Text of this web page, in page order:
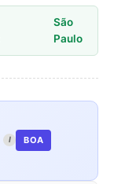
São
Paulo
I BOA